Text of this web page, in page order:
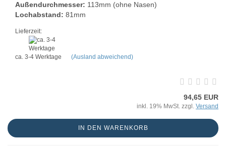
Außendurchmesser: 113mm (ohne Nasen)
Lochabstand: 81mm
Lieferzeit:
ca. 3-4 Werktage (Ausland abweichend)
94,65 EUR
inkl. 19% MwSt. zzgl. Versand
IN DEN WARENKORB